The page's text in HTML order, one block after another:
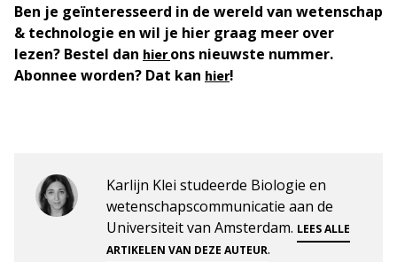
Ben je geïnteresseerd in de wereld van wetenschap
& technologie en wil je hier graag meer over
lezen? Bestel dan hierons nieuwste nummer.
Abonnee worden? Dat kan hier!
Karlijn Klei studeerde Biologie en
wetenschapscommunicatie aan de
Universiteit van Amsterdam. LEES ALLE
ARTIKELEN VAN DEZE AUTEUR.